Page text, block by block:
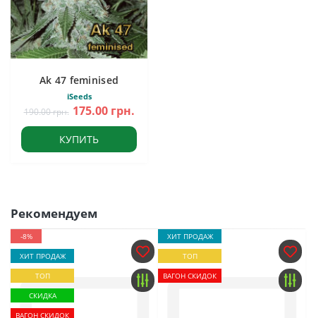
Ak 47 feminised
iSeeds
190.00 грн. 175.00 грн.
КУПИТЬ
Рекомендуем
-8%
ХИТ ПРОДАЖ
ТОП
СКИДКА
ВАГОН СКИДОК
ХИТ ПРОДАЖ
ТОП
ВАГОН СКИДОК